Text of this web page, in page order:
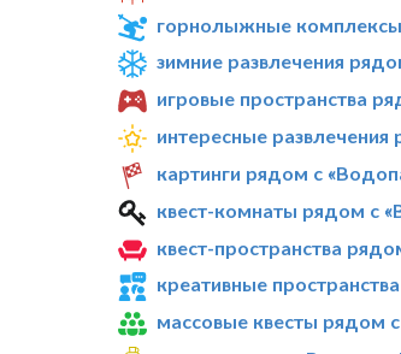
горнолыжные
зимние развлечения
игровые пространства
интересные
картинги рядом с
квест-комнаты рядом с
квест-пространства
креативные
массовые квесты рядом